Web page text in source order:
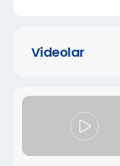
Videolar